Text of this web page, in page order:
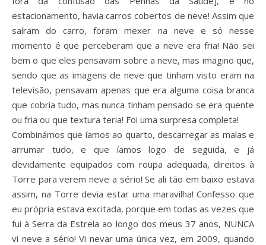
estacionamento, havia carros cobertos de neve! Assim que
saíram do carro, foram mexer na neve e só nesse
momento é que perceberam que a neve era fria! Não sei
bem o que eles pensavam sobre a neve, mas imagino que,
sendo que as imagens de neve que tinham visto eram na
televisão, pensavam apenas que era alguma coisa branca
que cobria tudo, mas nunca tinham pensado se era quente
ou fria ou que textura teria! Foi uma surpresa completa!
Combinámos que íamos ao quarto, descarregar as malas e
arrumar tudo, e que íamos logo de seguida, e já
devidamente equipados com roupa adequada, direitos à
Torre para verem neve a sério! Se ali tão em baixo estava
assim, na Torre devia estar uma maravilha! Confesso que
eu própria estava excitada, porque em todas as vezes que
fui à Serra da Estrela ao longo dos meus 37 anos, NUNCA
vi neve a sério! Vi nevar uma única vez, em 2009, quando